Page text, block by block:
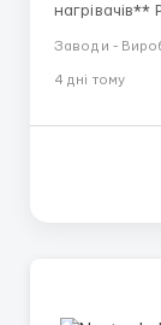
електричних
деталей
Заводи -
4 днi тому